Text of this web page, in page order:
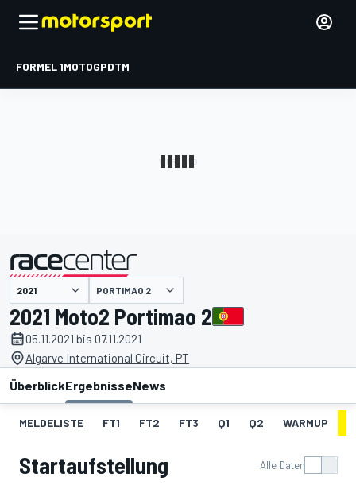
FORMEL 1MOTOGPDTM
PORTIMAO 2
2021 Moto2 Portimao 2
05.11.2021 bis 07.11.2021
Algarve International Circuit, PT
ÜberblickErgebnisseNews
MELDELISTE FT1 FT2 FT3 Q1 Q2 WARMUP
Startaufstellung Alle Daten